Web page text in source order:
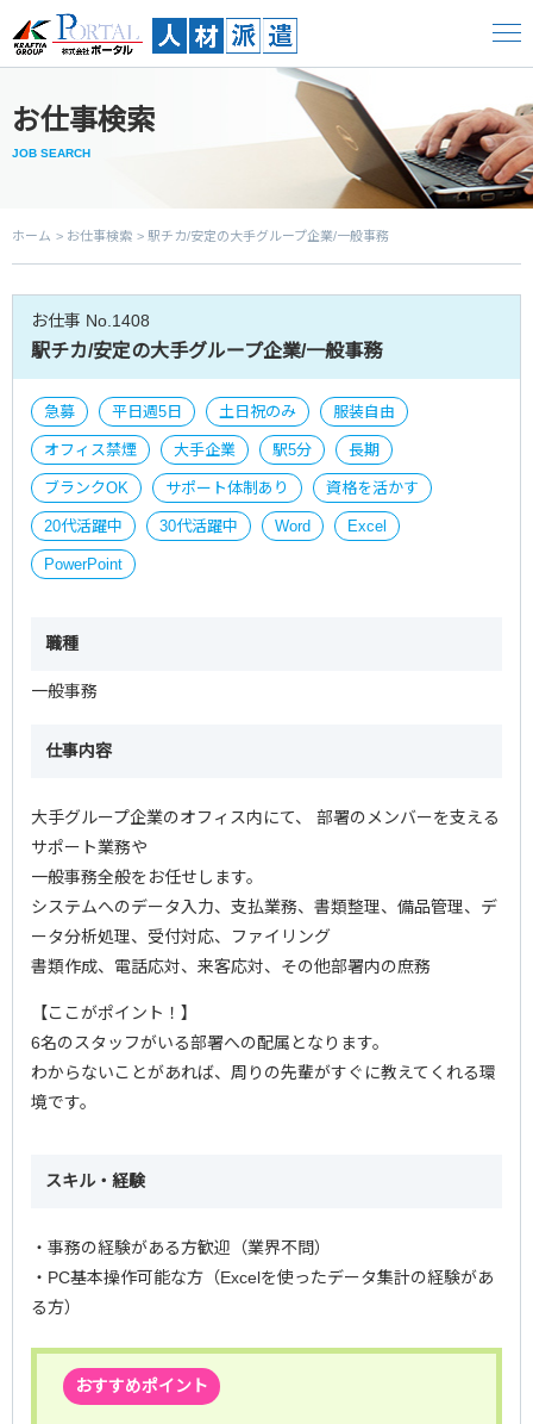
お仕事検索
JOB SEARCH
ホーム お仕事検索 駅チカ/安定の大手グループ企業/一般事務
お仕事 No.1408
駅チカ/安定の大手グループ企業/一般事務
急募 平日週5日 土日祝のみ 服装自由
オフィス禁煙 大手企業 駅5分 長期
ブランクOK サポート体制あり 資格を活かす
20代活躍中 30代活躍中 Word Excel
PowerPoint
職種
一般事務
仕事内容
大手グループ企業のオフィス内にて、 部署のメンバーを支える
サポート業務や
一般事務全般をお任せします。
システムへのデータ入力、支払業務、書類整理、備品管理、デ
ータ分析処理、受付対応、ファイリング
書類作成、電話応対、来客応対、その他部署内の庶務
【ここがポイント！】
6名のスタッフがいる部署への配属となります。
わからないことがあれば、周りの先輩がすぐに教えてくれる環
境です。
スキル・経験
・事務の経験がある方歓迎（業界不問）
・PC基本操作可能な方（Excelを使ったデータ集計の経験があ
る方）
おすすめポイント